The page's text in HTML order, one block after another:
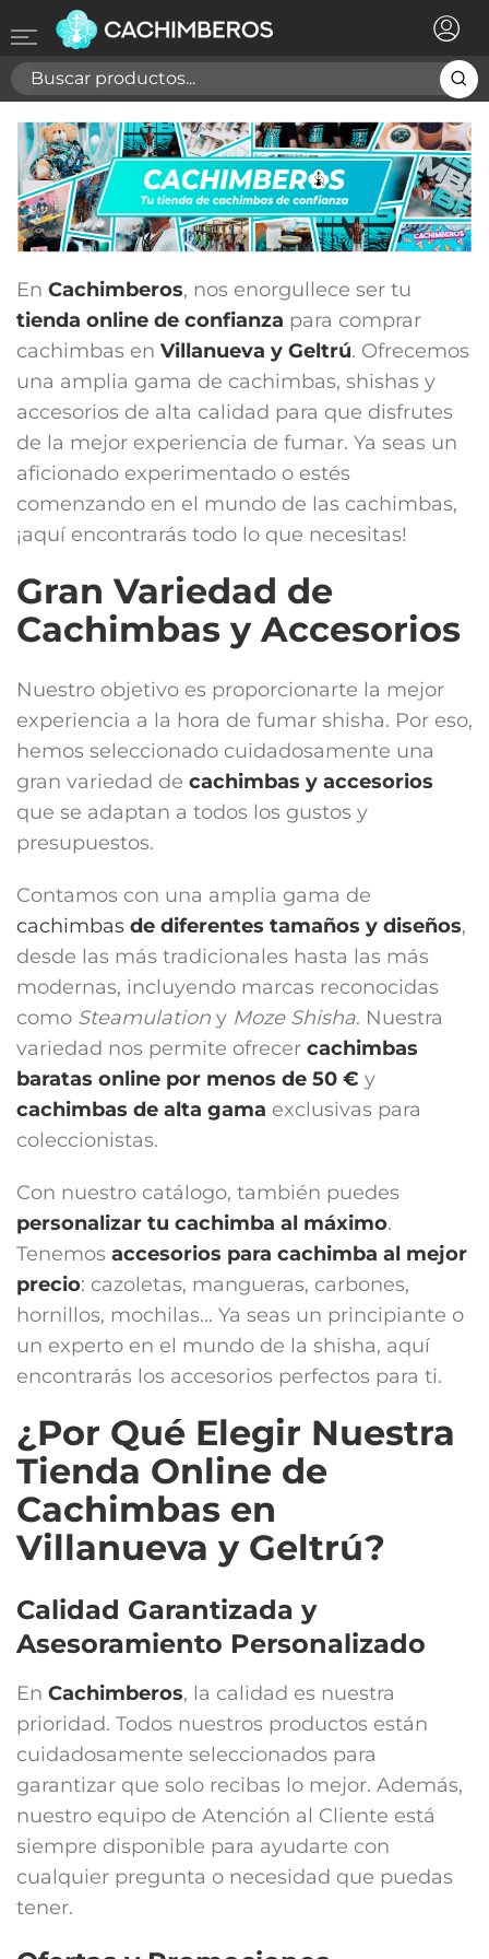
En Cachimberos, nos enorgullece ser tu
tienda online de confianza para comprar
cachimbas en Villanueva y Geltrú. Ofrecemos
una amplia gama de cachimbas, shishas y
accesorios de alta calidad para que disfrutes
de la mejor experiencia de fumar. Ya seas un
aficionado experimentado o estés
comenzando en el mundo de las cachimbas,
¡aquí encontrarás todo lo que necesitas!
Gran Variedad de
Cachimbas y Accesorios
Nuestro objetivo es proporcionarte la mejor
experiencia a la hora de fumar shisha. Por eso,
hemos seleccionado cuidadosamente una
gran variedad de cachimbas y accesorios
que se adaptan a todos los gustos y
presupuestos.
Contamos con una amplia gama de
cachimbas de diferentes tamaños y diseños,
desde las más tradicionales hasta las más
modernas, incluyendo marcas reconocidas
como Steamulation y Moze Shisha. Nuestra
variedad nos permite ofrecer cachimbas
baratas online por menos de 50 € y
cachimbas de alta gama exclusivas para
coleccionistas.
Con nuestro catálogo, también puedes
personalizar tu cachimba al máximo.
Tenemos accesorios para cachimba al mejor
precio: cazoletas, mangueras, carbones,
hornillos, mochilas... Ya seas un principiante o
un experto en el mundo de la shisha, aquí
encontrarás los accesorios perfectos para ti.
¿Por Qué Elegir Nuestra
Tienda Online de
Cachimbas en
Villanueva y Geltrú?
Calidad Garantizada y
Asesoramiento Personalizado
En Cachimberos, la calidad es nuestra
prioridad. Todos nuestros productos están
cuidadosamente seleccionados para
garantizar que solo recibas lo mejor. Además,
nuestro equipo de Atención al Cliente está
siempre disponible para ayudarte con
cualquier pregunta o necesidad que puedas
tener.
Registrarse ×
Necesitas hacer login para guardar productos en tu
lista de deseos
Cancelar Registrarse